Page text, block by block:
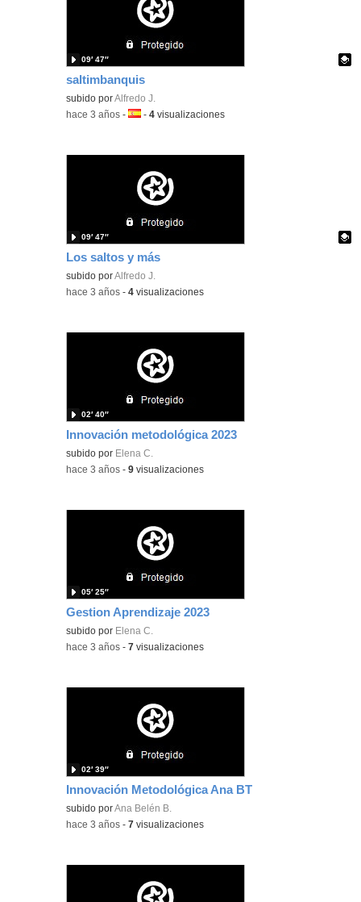
saltimbanquis
Contenido educativo.
subido porAlfredo J.
09′ 47″
-hace 3 años -Idioma:
-4 visualizaciones
Los saltos y más
Contenido educativo.
subido porAlfredo J.
09′ 47″
-hace 3 años -4 visualizaciones
Innovación metodológica 2023
subido por Elena C.
02′ 40″
-hace 3 años -9 visualizaciones
Gestion Aprendizaje 2023
subido por Elena C.
05′ 25″
-hace 3 años -7 visualizaciones
Innovación Metodológica Ana BT
subido porAna Belén B.
02′ 39″
-hace 3 años -7 visualizaciones